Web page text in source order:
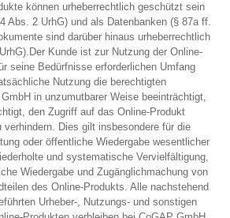
können urheberrechtlich geschützt sein
Abs. 2 UrhG) und als Datenbanken (§ 87a ff.
sind darüber hinaus urheberrechtlich
Kunde ist zur Nutzung der Online-
seine Bedürfnisse erforderlichen Umfang
Nutzung die berechtigten
in unzumutbarer Weise beeinträchtigt,
den Zugriff auf das Online-Produkt
verhindern. Dies gilt insbesondere für die
oder öffentliche Wiedergabe wesentlicher
und systematische Vervielfältigung,
Wiedergabe und Zugänglichmachung von
des Online-Produkts. Alle nachstehend
Urheber-, Nutzungs- und sonstigen